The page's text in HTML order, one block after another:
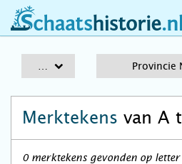
schaatshistorie.nl
Provincie
Merktekens van A
0 merktekens gevonden op